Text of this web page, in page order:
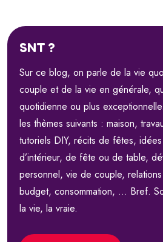
SNT ?
Sur ce blog, on parle de la vie
couple et de la vie en générale,
quotidienne ou plus
les thèmes suivants : maison,
tutoriels DIY, récits de fêtes,
d’intérieur, de fête ou de table,
personnel, vie de couple,
budget, consommation, … Bref.
la vie, la vraie.